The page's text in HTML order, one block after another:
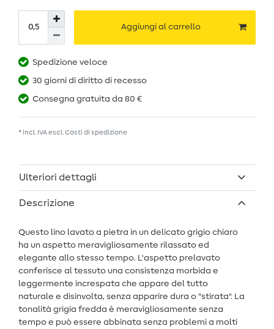
Aggiungi al carrello
Spedizione veloce
30 giorni di diritto di recesso
Consegna gratuita da 80 €
* incl. IVA escl. Costi di spedizione
Ulteriori dettagli
Descrizione
Questo lino lavato a pietra in un delicato grigio chiaro
ha un aspetto meravigliosamente rilassato ed
elegante allo stesso tempo. L'aspetto prelavato
conferisce al tessuto una consistenza morbida e
leggermente increspata che appare del tutto
naturale e disinvolta, senza apparire dura o "stirata". La
tonalità grigia fredda è meravigliosamente senza
tempo e può essere abbinata senza problemi a molti